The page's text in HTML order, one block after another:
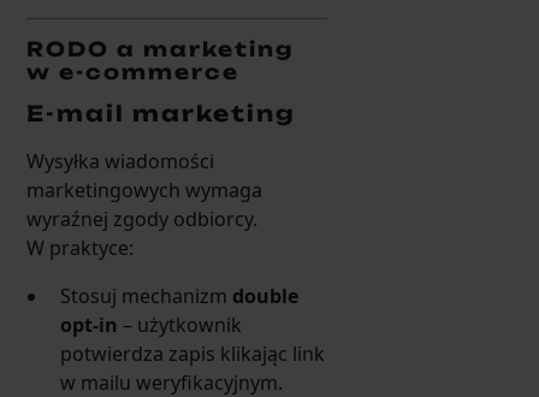
RODO a marketing
w e-commerce
E-mail marketing
Wysyłka wiadomości
marketingowych wymaga
wyraźnej zgody odbiorcy.
W praktyce:
Stosuj mechanizm double
opt-in – użytkownik
potwierdza zapis klikając link
w mailu weryfikacyjnym.